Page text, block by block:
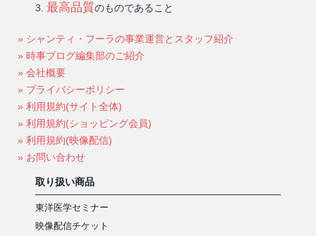
最高品質のものであること
» シャンティ・フーラの事業運営とスタッフ紹介
» 時事ブログ編集部のご紹介
» 会社概要
» プライバシーポリシー
» 利用規約(サイト全体)
» 利用規約(ショッピング会員)
» 利用規約(映像配信)
» お問い合わせ
取り扱い商品
東洋医学セミナー
映像配信チケット